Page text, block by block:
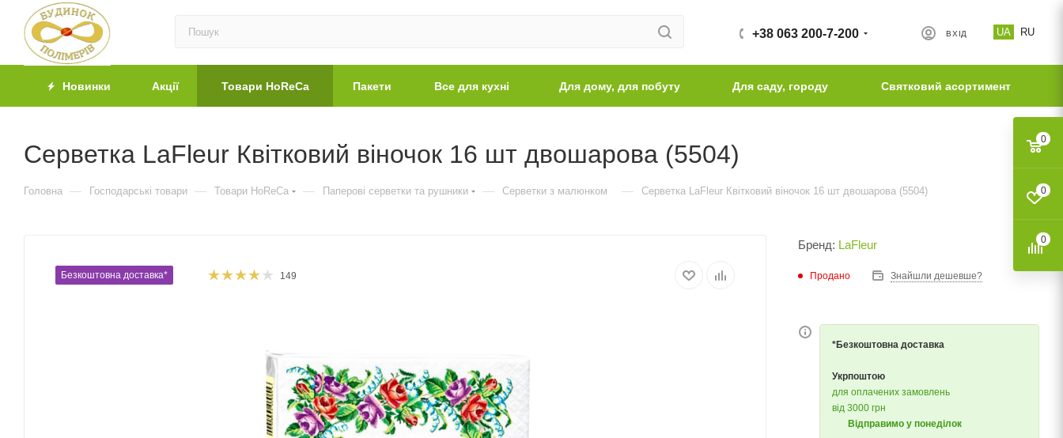
UA RU
ВХІД
+38 063 200-7-200
Новинки Акції Товари HoReCa Пакети Все для кухні Для дому, для побуту Для саду, городу Святковий асортимент
Серветка LaFleur Квітковий віночок 16 шт двошарова (5504)
Головна — Господарські товари — Товари HoReCa — Паперові серветки та рушники — Серветки з малюнком — Серветка LaFleur Квітковий віночок 16 шт двошарова (5504)
Безкоштовна доставка* 149
Бренд: LaFleur
Продано Знайшли дешевше?
*Безкоштовна доставка
Укрпоштою
для оплачених замовлень
від 3000 грн
Відправимо у понеділок
0
0
0